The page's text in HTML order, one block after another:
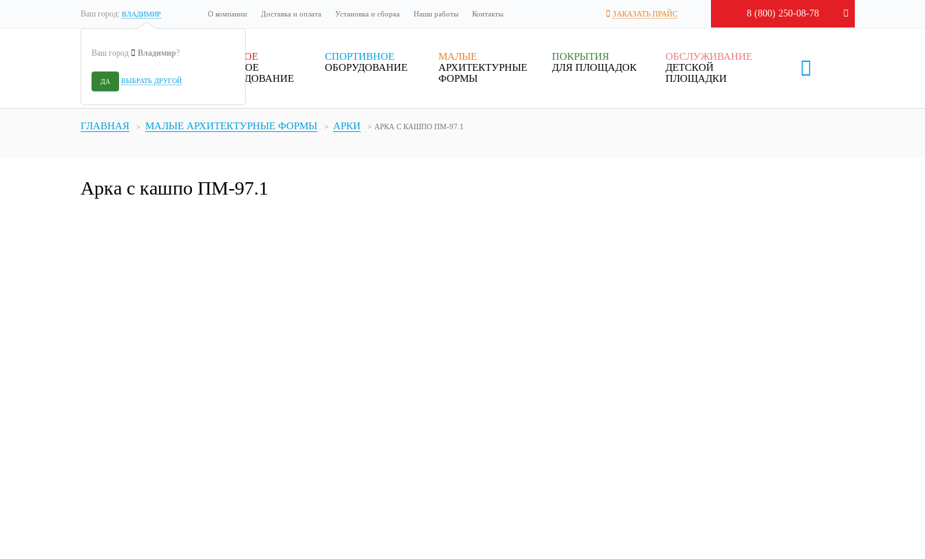
Ваш город: ВЛАДИМИР
Ваш город Владимир?
ДА ВЫБРАТЬ ДРУГОЙ
О компании Доставка и оплата Установка и сборка Наши работы Контакты ЗАКАЗАТЬ ПРАЙС 8 (800) 250-08-78
ДЕТСКОЕ
ИГРОВОЕ
ОБОРУДОВАНИЕ
СПОРТИВНОЕ
ОБОРУДОВАНИЕ
МАЛЫЕ
АРХИТЕКТУРНЫЕ
ФОРМЫ
ПОКРЫТИЯ
ДЛЯ ПЛОЩАДОК
ОБСЛУЖИВАНИЕ
ДЕТСКОЙ
ПЛОЩАДКИ
ГЛАВНАЯ МАЛЫЕ АРХИТЕКТУРНЫЕ ФОРМЫ АРКИ АРКА С КАШПО ПМ-97.1
Арка с кашпо ПМ-97.1